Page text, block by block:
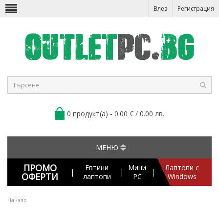
Влез Регистрация
0 продукт(а) - 0.00 € / 0.00 лв.
МЕНЮ
ПРОМО
ОФЕРТИ |
Евтини
лаптопи
|
Мини
PC
|
Лаптопи с
Windows
Начало